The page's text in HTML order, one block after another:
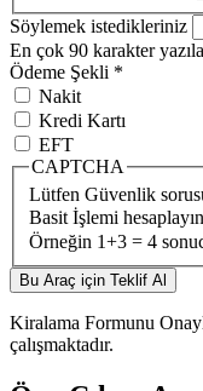
Söylemek istedikleriniz
En çok 90 karakter
Ödeme Şekli *
Nakit
Kredi Kartı
EFT
CAPTCHA
Lütfen Güvenlik
Basit İşlemi
Örneğin 1+3 =
Kiralama Formunu
çalışmaktadır.